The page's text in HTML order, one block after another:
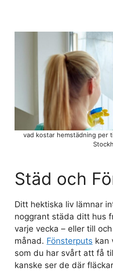
vad kostar hemstädning per
Städ och
Ditt hektiska liv lämnar
noggrant städa ditt hus
varje vecka – eller till
månad. Fönsterputs kan
som du har svårt att få
kanske ser de där